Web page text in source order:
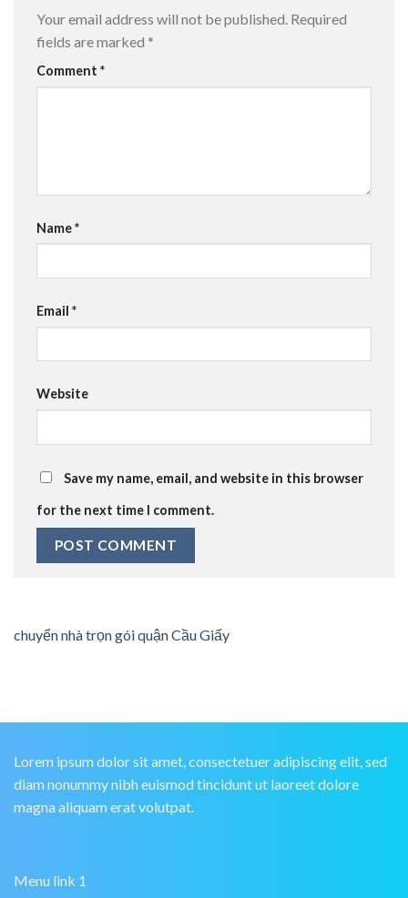
Your email address will not be published. Required
fields are marked *
Comment *
Name*
Email *
Website
Save my name, email, and website in this browser
for the next time I comment.
chuyển nhà trọn gói quận Cầu Giấy
Lorem ipsum dolor sit amet, consectetuer adipiscing elit, sed
diam nonummy nibh euismod tincidunt ut laoreet dolore
magna aliquam erat volutpat.
Menu link 1